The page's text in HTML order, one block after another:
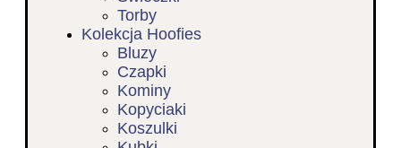
Torby
Kolekcja Hoofies
Bluzy
Czapki
Kominy
Kopyciaki
Koszulki